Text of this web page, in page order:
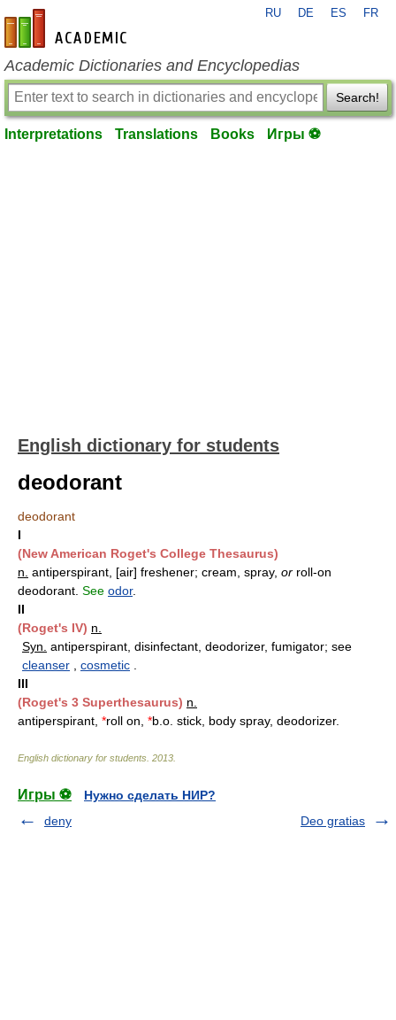
en-academic.com
RU DE ES FR
Academic Dictionaries and Encyclopedias
Search!
Interpretations Translations Books Игры ⚽
English dictionary for students
deodorant
deodorant
I
(New American Roget's College Thesaurus)
n. antiperspirant, [air] freshener; cream, spray, or roll-on
deodorant. See odor.
II
(Roget's IV) n.
Syn. antiperspirant, disinfectant, deodorizer, fumigator; see
cleanser
cosmetic
III
(Roget's 3 Superthesaurus) n.
antiperspirant, *roll on, *b.o. stick, body spray, deodorizer.
English dictionary for students 2013
Игры ⚽
Нужно сделать НИР?
deny
Deo gratias